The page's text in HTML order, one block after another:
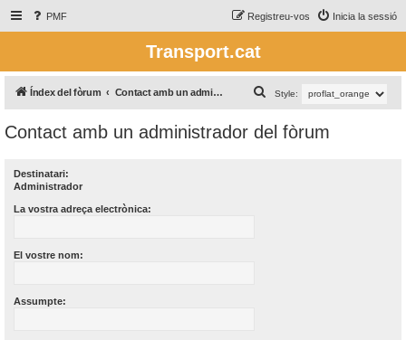
PMF Inicia la sessió
Registreu-vos
Transport.cat
Índex del fòrum Contact amb un administrador del fòrum Style:
e
r
Contact amb un administrador del fòrum
Destinatari:
Administrador
La vostra adreça electrònica:
El vostre nom:
Assumpte: